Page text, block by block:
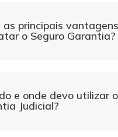
as principais
o Seguro Garantia?
e onde devo utilizar
Judicial?